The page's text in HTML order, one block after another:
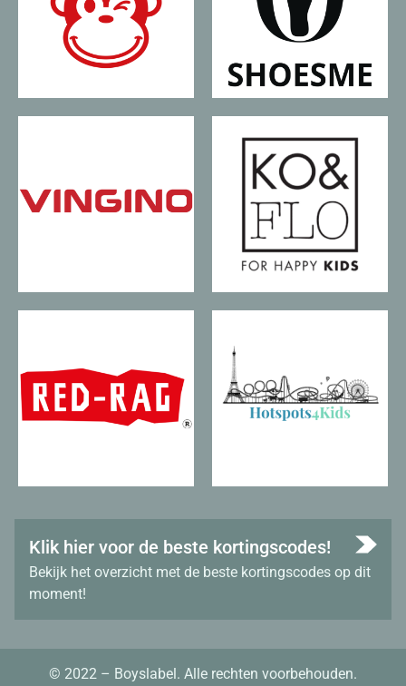
Klik hier voor de beste kortingscodes!
Bekijk het overzicht met de beste kortingscodes op dit
moment!
© 2022 – Boyslabel. Alle rechten voorbehouden.